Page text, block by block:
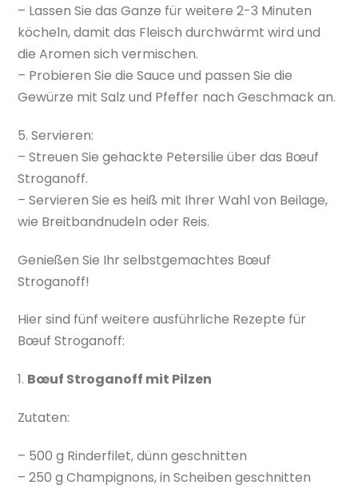
– Lassen Sie das Ganze für weitere 2-3 Minuten
köcheln, damit das Fleisch durchwärmt wird und
die Aromen sich vermischen.
– Probieren Sie die Sauce und passen Sie die
Gewürze mit Salz und Pfeffer nach Geschmack an.
5. Servieren:
– Streuen Sie gehackte Petersilie über das Bœuf
Stroganoff.
– Servieren Sie es heiß mit Ihrer Wahl von Beilage,
wie Breitbandnudeln oder Reis.
Genießen Sie Ihr selbstgemachtes Bœuf
Stroganoff!
Hier sind fünf weitere ausführliche Rezepte für
Bœuf Stroganoff:
1. Bœuf Stroganoff mit Pilzen
Zutaten:
– 500 g Rinderfilet, dünn geschnitten
– 250 g Champignons, in Scheiben geschnitten